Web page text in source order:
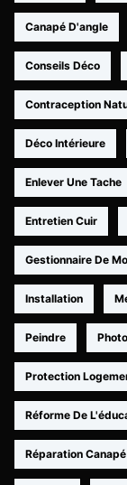
Canapé D'angle
Conseils Déco
Contraception
Déco Intérieure
Enlever Une Tache
Entretien Cuir
Gestionnaire De
Installation
Peindre
Protection
Réforme De
Réparation Canapé